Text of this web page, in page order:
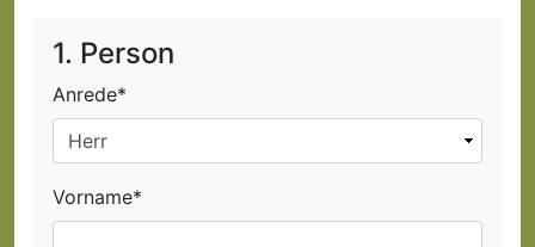
1. Person
Anrede*
Vorname*